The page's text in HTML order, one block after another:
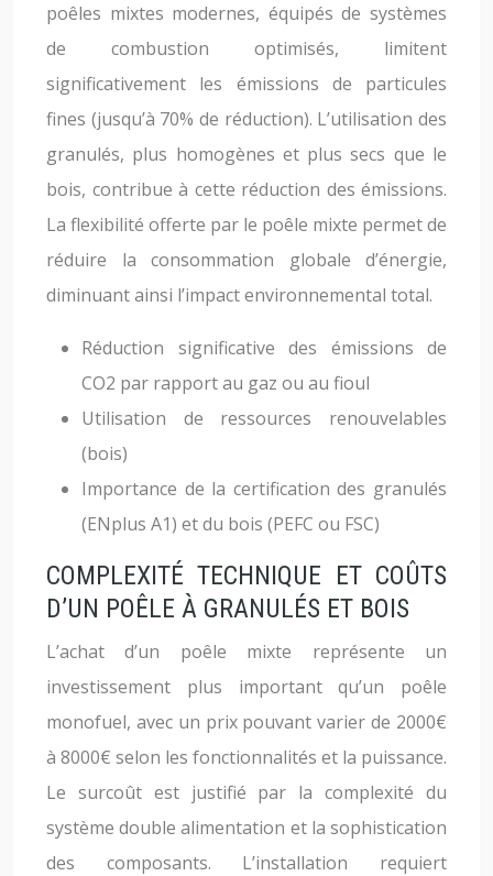
poêles mixtes modernes, équipés de systèmes
de combustion optimisés, limitent
significativement les émissions de particules
fines (jusqu’à 70% de réduction). L’utilisation des
granulés, plus homogènes et plus secs que le
bois, contribue à cette réduction des émissions.
La flexibilité offerte par le poêle mixte permet de
réduire la consommation globale d’énergie,
diminuant ainsi l’impact environnemental total.
Réduction significative des émissions de
CO2 par rapport au gaz ou au fioul
Utilisation de ressources renouvelables
(bois)
Importance de la certification des granulés
(ENplus A1) et du bois (PEFC ou FSC)
COMPLEXITÉ TECHNIQUE ET COÛTS
D’UN POÊLE À GRANULÉS ET BOIS
L’achat d’un poêle mixte représente un
investissement plus important qu’un poêle
monofuel, avec un prix pouvant varier de 2000€
à 8000€ selon les fonctionnalités et la puissance.
Le surcoût est justifié par la complexité du
système double alimentation et la sophistication
des composants. L’installation requiert